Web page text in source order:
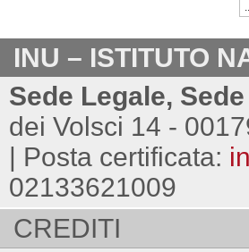
INU – ISTITUTO
Sede Legale,
dei Volsci 14 -
| Posta certificata:
02133621009
CREDITI